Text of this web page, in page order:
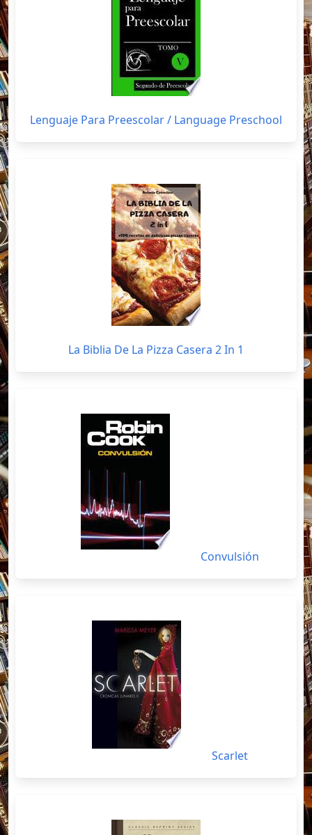
Lenguaje Para Preescolar / Language Preschool
La Biblia De La Pizza Casera 2 In 1
Convulsión
Scarlet